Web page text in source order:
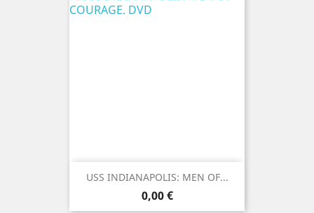
USS INDIANAPOLIS: MEN OF...
Prix
0,00 €